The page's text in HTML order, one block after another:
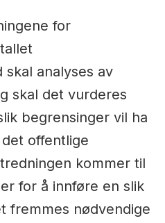
for
analyses av
skal det vurderes
begrensinger vil ha
offentlige
kommer til
for å innføre en slik
fremmes nødvendige